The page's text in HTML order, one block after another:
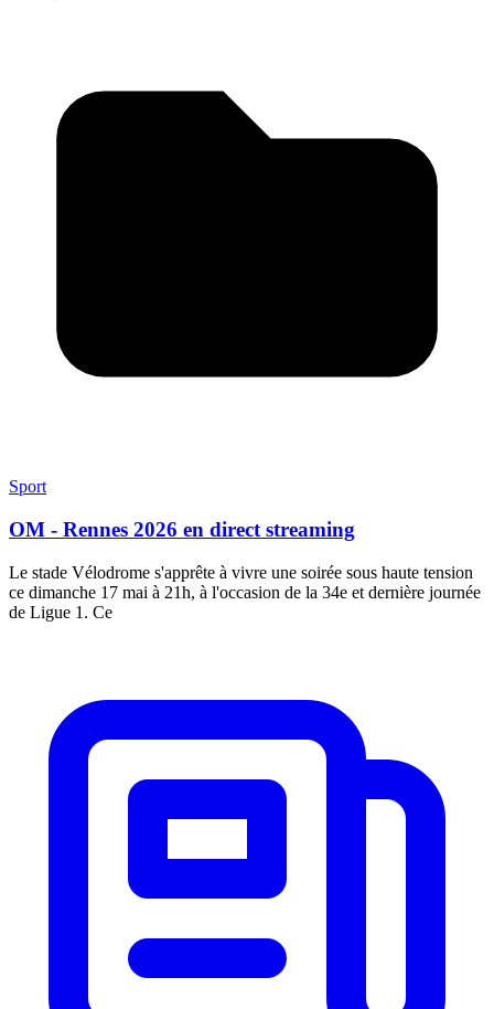
Sport
OM - Rennes 2026 en direct streaming
Le stade Vélodrome s'apprête à vivre une soirée sous haute tension
ce dimanche 17 mai à 21h, à l'occasion de la 34e et dernière journée
de Ligue 1. Ce